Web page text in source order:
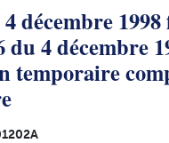
décembre
du 4 décembre
temporaire